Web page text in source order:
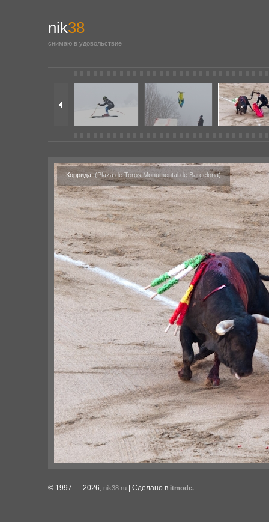
nik38
снимаю в удовольствие
Коррида(Plaza de Toros Monumental de Barcelona)
© 1997 — 2026, nik38.ru | Сделано в itmode.